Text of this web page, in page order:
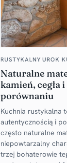
RUSTYKALNY UROK
Naturalne
kamień, cegła
porównaniu
Kuchnia rustykalna
autentycznością i
często naturalne
niepowtarzalny
trzej bohaterowie